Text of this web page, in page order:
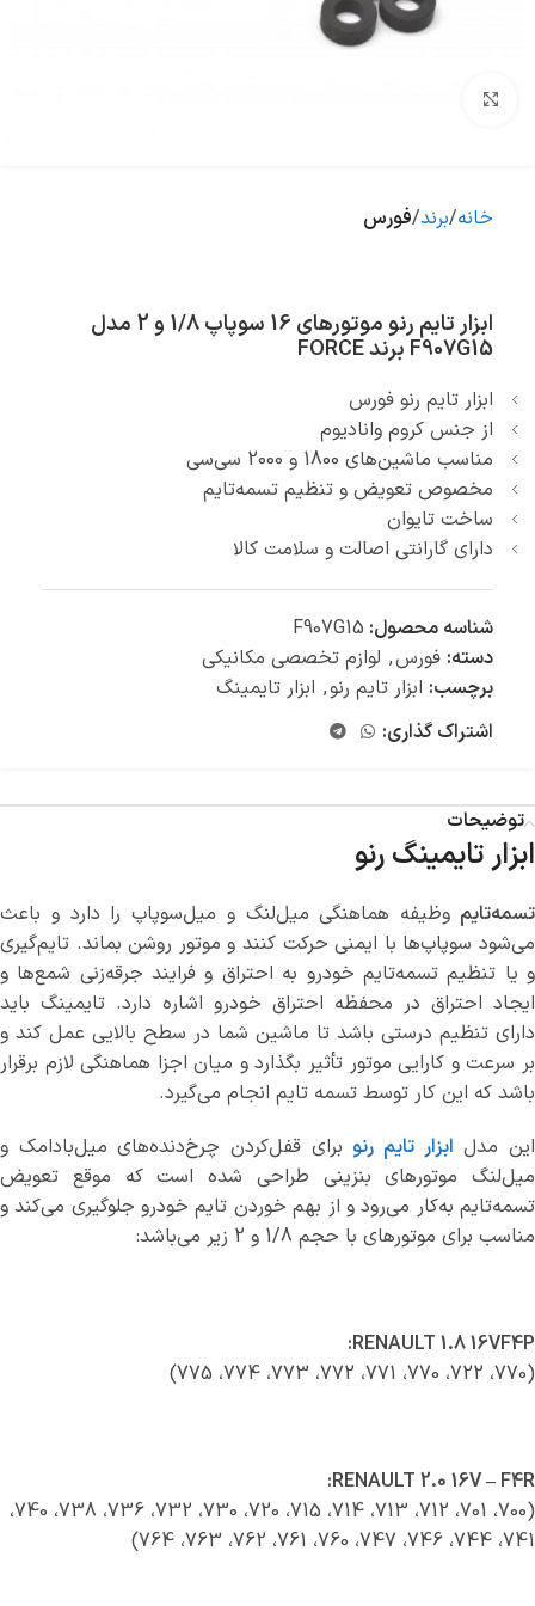
خانه برند فورس
ابزار تایم رنو موتورهای 16 سوپاپ 1/8 و 2 مدل
F907G15 برند FORCE
ابزار تایم رنو فورس
از جنس کروم وانادیوم
مناسب ماشین‌های 1800 و 2000 سی‌سی
مخصوص تعویض و تنظیم تسمه‌تایم
ساخت تایوان
دارای گارانتی اصالت و سلامت کالا
شناسه محصول: F907G15
دسته: فورس, لوازم تخصصی مکانیکی
برچسب: ابزار تایم رنو, ابزار تایمینگ
اشتراک گذاری:
توضیحات
ابزار تایمینگ رنو
تسمه‌تایم وظیفه هماهنگی میل‌لنگ و میل‌سوپاپ را دارد و باعث
می‌شود سوپاپ‌ها با ایمنی حرکت کنند و موتور روشن بماند. تایم‌گیری
و یا تنظیم تسمه‌تایم خودرو به احتراق و فرایند جرقه‌زنی شمع‌ها و
ایجاد احتراق در محفظه احتراق خودرو اشاره دارد. تایمینگ باید
دارای تنظیم درستی باشد تا ماشین شما در سطح بالایی عمل کند و
بر سرعت و کارایی موتور تأثیر بگذارد و میان اجزا هماهنگی لازم برقرار
باشد که این کار توسط تسمه تایم انجام می‌گیرد.
این مدل ابزار تایم رنو برای قفل‌کردن چرخ‌دنده‌های میل‌بادامک و
میل‌لنگ موتورهای بنزینی طراحی شده است که موقع تعویض
تسمه‌تایم به‌کار می‌رود و از بهم خوردن تایم خودرو جلوگیری می‌کند و
مناسب برای موتورهای با حجم 1/8 و 2 زیر می‌باشد:
RENAULT 1.8 16VF4P:
(770، 722، 770، 771، 772، 773، 774، 775)
RENAULT 2.0 16V – F4R:
(700، 701، 712، 713، 714، 715، 720، 730، 732، 736، 738، 740،
741، 744، 746، 747، 760، 761، 762، 763، 764)